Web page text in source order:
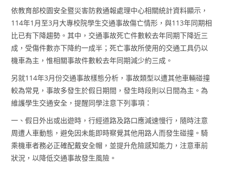
依教育部校園安全暨災害防救通報處理中心相關統計資料顯示，
114年1月至3月大專校院學生交通事故傷亡情形，與113年同期相
比已有下降趨勢。其中，交通事故死亡件數較去年同期下降近三
成，受傷件數亦下降約一成半；死亡事故所使用的交通工具仍以
機車為主，惟相關事故件數較去年同期減少約三成。
另就114年3月份交通事故樣態分析，事故類型以遭其他車輛碰撞
較為常見，事故多發生於假日期間，發生時段則以日間為主。為
維護學生交通安全，提醒同學注意下列事項：
一、假日外出或出遊時，行經道路及路口應減速慢行，隨時注意
周遭人車動態，避免因未能即時察覺其他用路人而發生碰撞。騎
乘機車者務必正確配戴安全帽，並提升危險感知能力，注意車前
狀況，以降低交通事故發生風險。